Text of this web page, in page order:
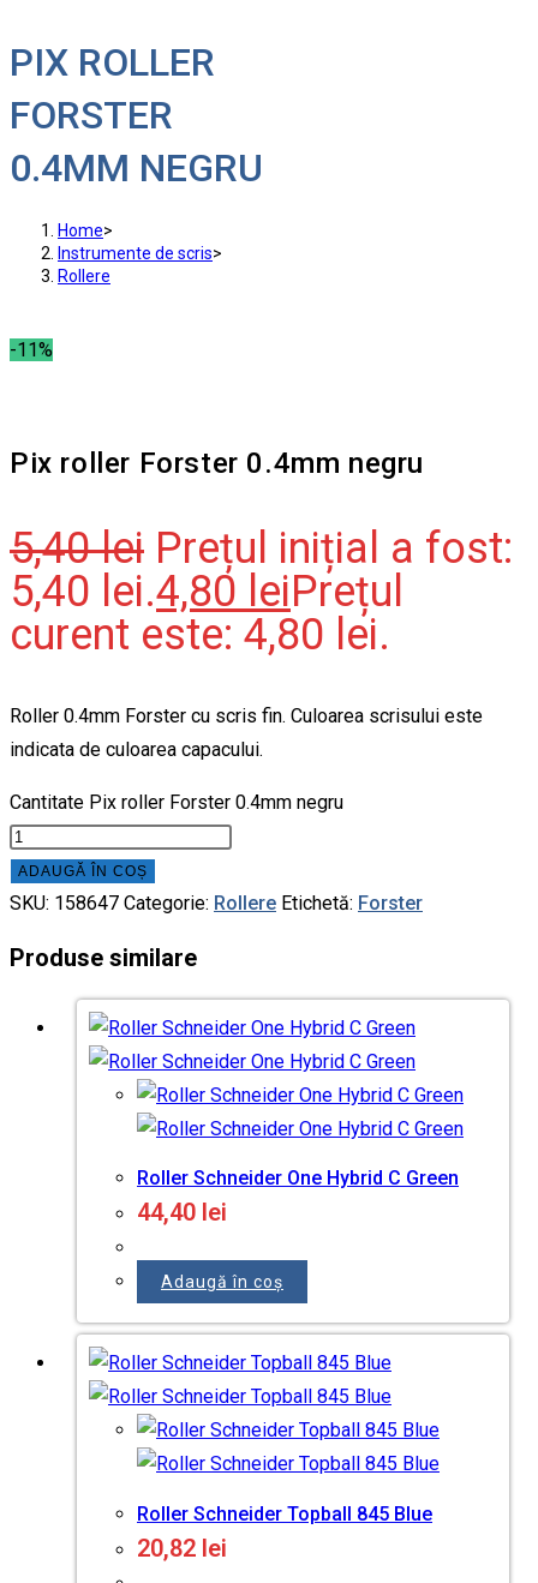
PIX ROLLER
FORSTER
0.4MM NEGRU
Home>
Instrumente de scris>
Rollere
-11%
Pix roller Forster 0.4mm negru
5,40lei Prețul inițial a fost:
5,40 lei.4,80 leiPrețul
curent este: 4,80 lei.
Roller 0.4mm Forster cu scris fin. Culoarea scrisului este
indicata de culoarea capacului.
Cantitate Pix roller Forster 0.4mm negru
ADAUGĂ ÎN COȘ
SKU: 158647 Categorie: Rollere Etichetă: Forster
Produse similare
Roller Schneider One Hybrid C Green
44,40 lei
Adaugă în coș
Roller Schneider Topball 845 Blue
20,82 lei